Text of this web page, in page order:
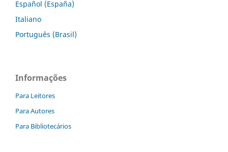
Español (España)
Italiano
Português (Brasil)
Informações
Para Leitores
Para Autores
Para Bibliotecários